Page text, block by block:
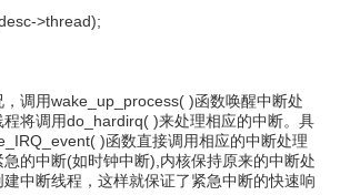
>thread);
调用wake_up_process( )函数唤醒中断处
将调用do_hardirq( )来处理相应的中断。具
)函数直接调用相应的中断处理
的中断(如时钟中断),内核保持原来的中断处
中断线程，这样就保证了紧急中断的快速响